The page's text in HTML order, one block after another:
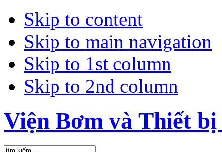
Skip to content
Skip to main navigation
Skip to 1st column
Skip to 2nd column
Viện Bơm và Thiết